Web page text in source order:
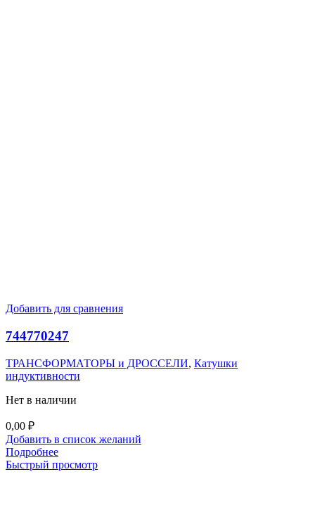
Добавить для сравнения
744770247
ТРАНСФОРМАТОРЫ и ДРОССЕЛИ, Катушки
индуктивности
Нет в наличии
0,00 ₽
Добавить в список желаний
Подробнее
Быстрый просмотр